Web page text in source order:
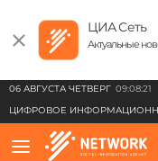
ЦИА Сеть
Актуальные
06 АВГУСТА ЧЕТВЕРГ 09:08:21
ЦИФРОВОЕ